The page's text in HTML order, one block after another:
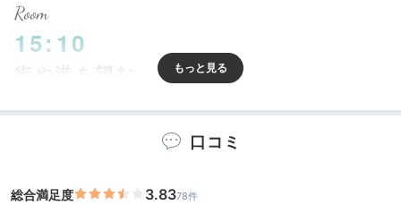
Room
15:10
街や港を望む
口コミ
総合満足度 3.8378件